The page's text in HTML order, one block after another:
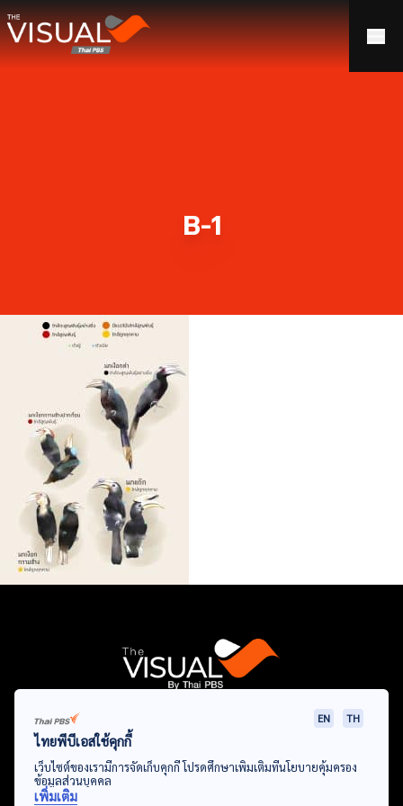
ข้ามไปยังเนื้อหา
B-1
Data VizArticles Topics
ไทยพีบีเอสใช้คุกกี้
EN TH
เว็บไซต์ของเรามีการจัดเก็บคุกกี้ โปรดศึกษาเพิ่มเติมที่นโยบายคุ้มครอง
ข้อมูลส่วนบุคคล
เพิ่มเติม